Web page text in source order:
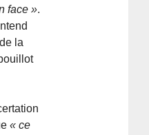
face ».
la
« ce